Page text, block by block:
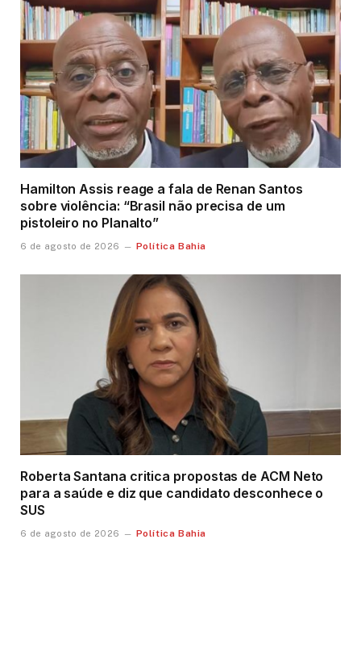
Hamilton Assis reage a fala de Renan Santos
sobre violência: “Brasil não precisa de um
pistoleiro no Planalto”
6 de agosto de 2026 Política Bahia
Roberta Santana critica propostas de ACM Neto
para a saúde e diz que candidato desconhece o
SUS
6 de agosto de 2026 Política Bahia